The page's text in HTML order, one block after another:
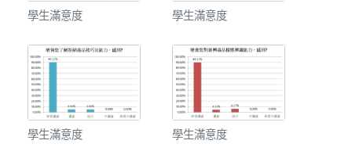
學生滿意度 學生滿意度
學生滿意度 學生滿意度